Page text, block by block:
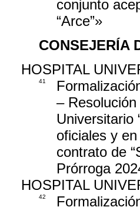
conjunto
“Arce”»
CONSEJERÍA
HOSPITAL
41
–
Universitario
oficiales y
contrato de
Prórroga
HOSPITAL
42